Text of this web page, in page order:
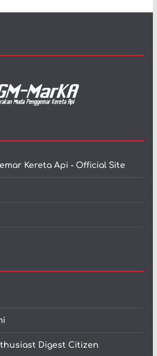
Kereta Api - Official Site
Digest Citizen